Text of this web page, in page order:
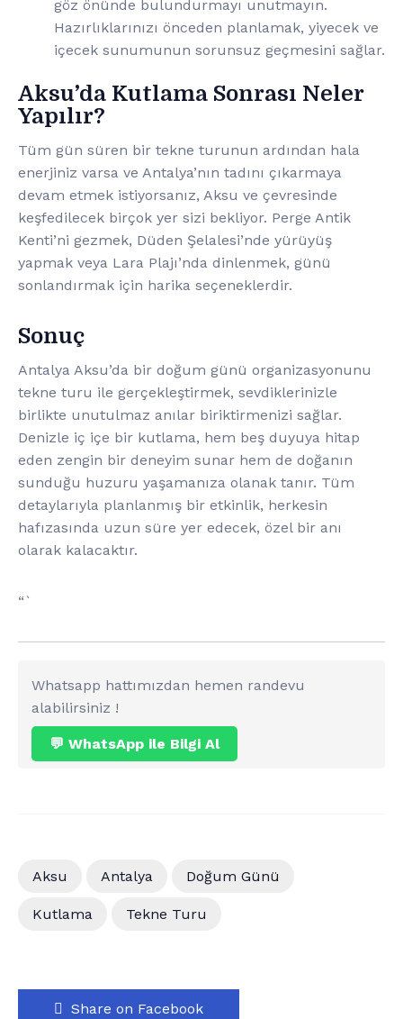
göz önünde bulundurmayı unutmayın.
Hazırlıklarınızı önceden planlamak, yiyecek ve
içecek sunumunun sorunsuz geçmesini sağlar.
Aksu’da Kutlama Sonrası Neler
Yapılır?
Tüm gün süren bir tekne turunun ardından hala
enerjiniz varsa ve Antalya’nın tadını çıkarmaya
devam etmek istiyorsanız, Aksu ve çevresinde
keşfedilecek birçok yer sizi bekliyor. Perge Antik
Kenti’ni gezmek, Düden Şelalesi’nde yürüyüş
yapmak veya Lara Plajı’nda dinlenmek, günü
sonlandırmak için harika seçeneklerdir.
Sonuç
Antalya Aksu’da bir doğum günü organizasyonunu
tekne turu ile gerçekleştirmek, sevdiklerinizle
birlikte unutulmaz anılar biriktirmenizi sağlar.
Denizle iç içe bir kutlama, hem beş duyuya hitap
eden zengin bir deneyim sunar hem de doğanın
sunduğu huzuru yaşamanıza olanak tanır. Tüm
detaylarıyla planlanmış bir etkinlik, herkesin
hafızasında uzun süre yer edecek, özel bir anı
olarak kalacaktır.
“`
Whatsapp hattımızdan hemen randevu
alabilirsiniz !
💬 WhatsApp ile Bilgi Al
Aksu Antalya Doğum Günü
Kutlama Tekne Turu
Share on Facebook